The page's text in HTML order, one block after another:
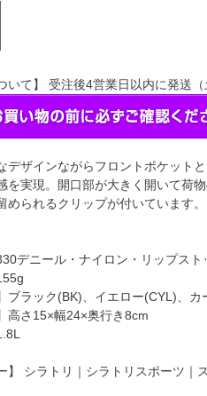
いて】 受注後4営業日以内に発送（
デザインながらフロントポケット
を実現。開口部が大きく開いて荷
められるクリップが付いています。
デニール・ナイロン・リップス
ブラック(BK)、イエロー(CYL)、
高さ15×幅24×奥行き8cm
】 シラトリ｜シラトリスポーツ｜